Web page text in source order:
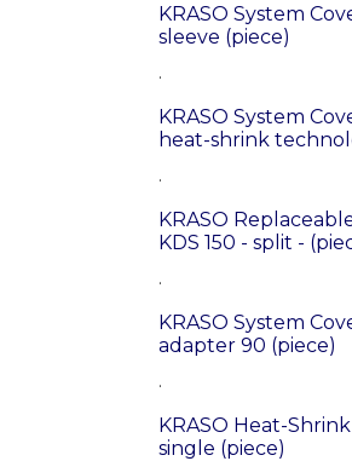
KRASO System
sleeve (piece)
.
KRASO System
heat-shrink
.
KRASO
KDS 150 - split -
.
KRASO System
adapter 90 (piece)
.
KRASO Heat-
single (piece)